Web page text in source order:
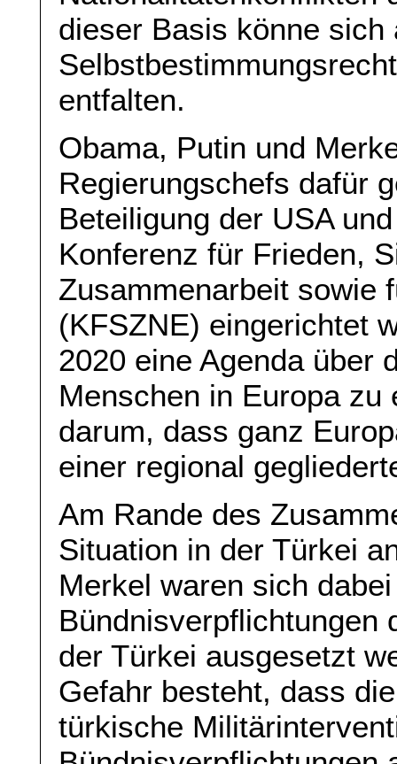
dieser Basis könne sich
entfalten.
Obama, Putin und
Regierungschefs dafür
Beteiligung der USA
Konferenz für Frieden,
Zusammenarbeit sowie
(KFSZNE) eingerichtet
2020 eine Agenda über
Menschen in Europa
darum, dass ganz
einer regional
Am Rande des
Situation in der Türkei
Merkel waren sich
Bündnisverpflichtungen
der Türkei ausgesetzt
Gefahr besteht, dass
türkische